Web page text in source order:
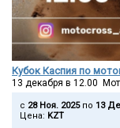
Кубок Каспия по
13 декабря в 12.00
c 28 Ноя. 2025по 13
Цена: KZT